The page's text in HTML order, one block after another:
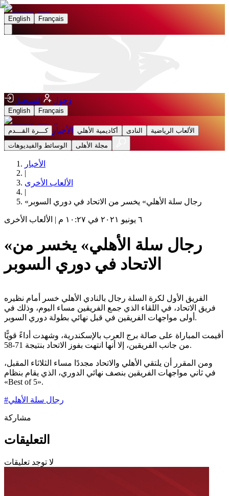
English Français
دخول التسجيل
English Français
كـــرة القـــدم الأخبار أكاديمية الأهلي النادى
الألعاب الرياضية
الوسائط والفيديوهات
مجلة الأهلى
الأخبار
|
الألعاب الأخرى
|
«رجال سلة الأهلي» يخسر من الاتحاد في دوري السوبر
٦ يونيو ٢٠٢١ في ١٠:٢٧ م | الألعاب الأخرى
«رجال سلة الأهلي» يخسر من
الاتحاد في دوري السوبر
الفريق الأول لكرة السلة رجال بالنادي الأهلي خسر أمام نظيره
فريق الاتحاد، في اللقاء الذي جمع الفريقين مساء اليوم، وذلك في
أولى مواجهات الفريقين في قبل نهائي بطولة دوري السوبر.
أقيمت المباراة على صالة برج العرب بالإسكندرية، وشهدت أداءً قويًّا
من جانب الفريقين، إلا أنها انتهت بفوز الاتحاد بنتيجة 71-58.
ومن المقرر أن يلتقي الأهلي والاتحاد مجددًا مساء الثلاثاء المقبل،
في ثاني مواجهات الفريقين بنصف نهائي الدوري، الذي يقام بنظام
«Best of 5».
#رجال سلة الأهلي
مشاركة
التعليقات
لا توجد تعليقات